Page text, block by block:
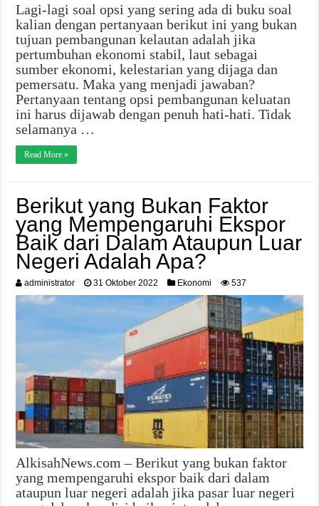
Lagi-lagi soal opsi yang sering ada di buku soal
kalian dengan pertanyaan berikut ini yang bukan
tujuan pembangunan kelautan adalah jika
pertumbuhan ekonomi stabil, laut sebagai
sumber ekonomi, kelestarian yang dijaga dan
pemersatu. Maka yang menjadi jawaban?
Pertanyaan tentang opsi pembangunan keluatan
ini harus dijawab dengan penuh hati-hati. Tidak
selamanya …
Read More »
Berikut yang Bukan Faktor
yang Mempengaruhi Ekspor
Baik dari Dalam Ataupun Luar
Negeri Adalah Apa?
administrator 31 Oktober 2022 Ekonomi 537
AlkisahNews.com – Berikut yang bukan faktor
yang mempengaruhi ekspor baik dari dalam
ataupun luar negeri adalah jika pasar luar negeri